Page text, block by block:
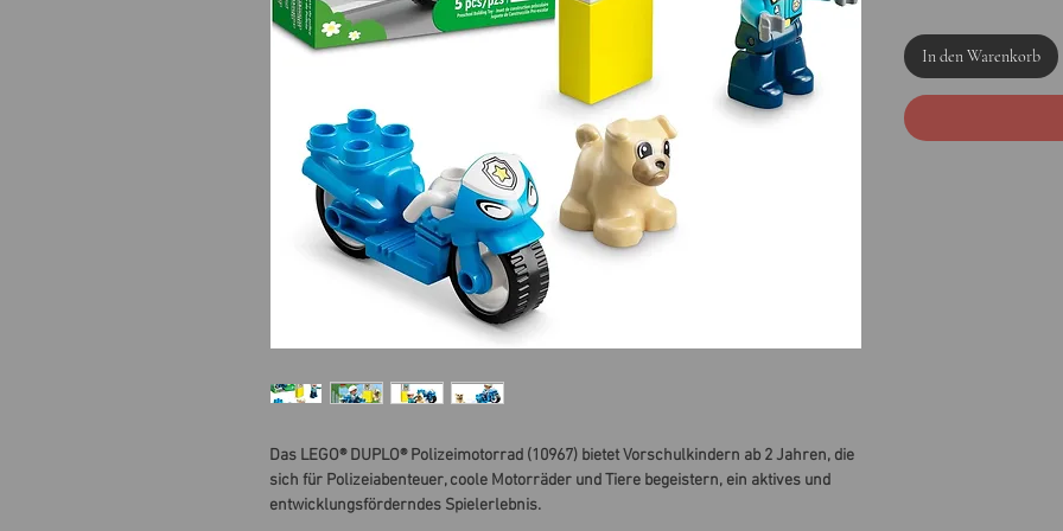
Das LEGO® DUPLO® Polizeimotorrad (10967) bietet Vorschulkindern ab 2 Jahren, die
sich für Polizeiabenteuer, coole Motorräder und Tiere begeistern, ein aktives und
entwicklungsförderndes Spielerlebnis.
In den Warenkorb